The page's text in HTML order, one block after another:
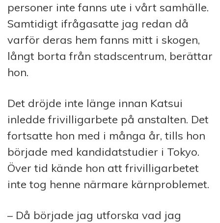
personer inte fanns ute i vårt samhälle.
Samtidigt ifrågasatte jag redan då
varför deras hem fanns mitt i skogen,
långt borta från stadscentrum, berättar
hon.
Det dröjde inte länge innan Katsui
inledde frivilligarbete på anstalten. Det
fortsatte hon med i många år, tills hon
började med kandidatstudier i Tokyo.
Över tid kände hon att frivilligarbetet
inte tog henne närmare kärnproblemet.
– Då började jag utforska vad jag